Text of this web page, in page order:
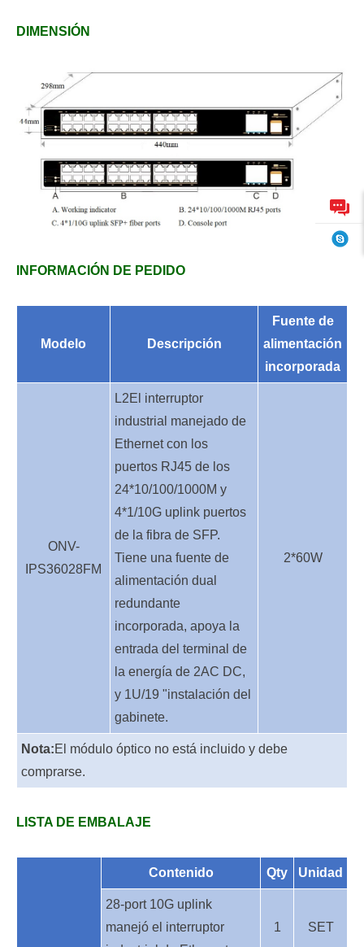
DIMENSIÓN
INFORMACIÓN DE PEDIDO
Modelo Descripción
Fuente de
alimentación
incorporada
ONV-
IPS36028FM
L2El interruptor
industrial manejado de
Ethernet con los
puertos RJ45 de los
24*10/100/1000M y
4*1/10G uplink puertos
de la fibra de SFP.
Tiene una fuente de
alimentación dual
redundante
incorporada, apoya la
entrada del terminal de
la energía de 2AC DC,
y 1U/19 "instalación del
gabinete.
2*60W
Nota:El módulo óptico no está incluido y debe
comprarse.
LISTA DE EMBALAJE
Contenido Qty Unidad
28-port 10G uplink
manejó el interruptor
1 SET